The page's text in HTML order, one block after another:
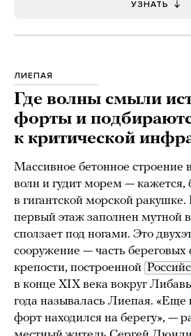
УЗНАТЬ
ЛИЕПАЯ
Где волны смыли
форты и
к критической
Массивное бетонное строение
волн и гудит морем — кажется,
в гигантской морской
первый этаж заполнен мутной
сползает под ногами. Это
сооружение — часть
крепости, построенной
в конце XIX века вокруг
года называлась Лиепая. «Еще
форт находился на берегу», —